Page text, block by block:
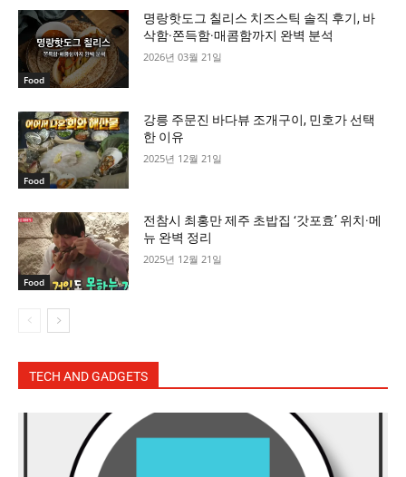
Food
명랑핫도그 칠리스 치즈스틱 솔직 후기, 바
삭함·쫀득함·매콤함까지 완벽 분석
2026년 03월 21일
Food
강릉 주문진 바다뷰 조개구이, 민호가 선택
한 이유
2025년 12월 21일
Food
전참시 최홍만 제주 초밥집 ‘갓포효’ 위치·메
뉴 완벽 정리
2025년 12월 21일
TECH AND GADGETS